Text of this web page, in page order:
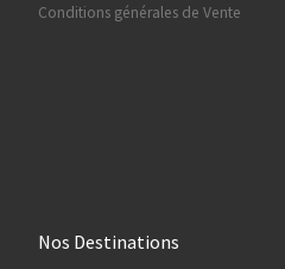
Conditions générales de Vente
Nos Destinations